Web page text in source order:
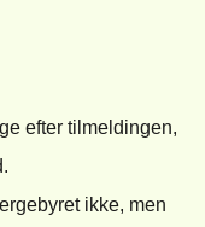
efter tilmeldingen,
ikke, men